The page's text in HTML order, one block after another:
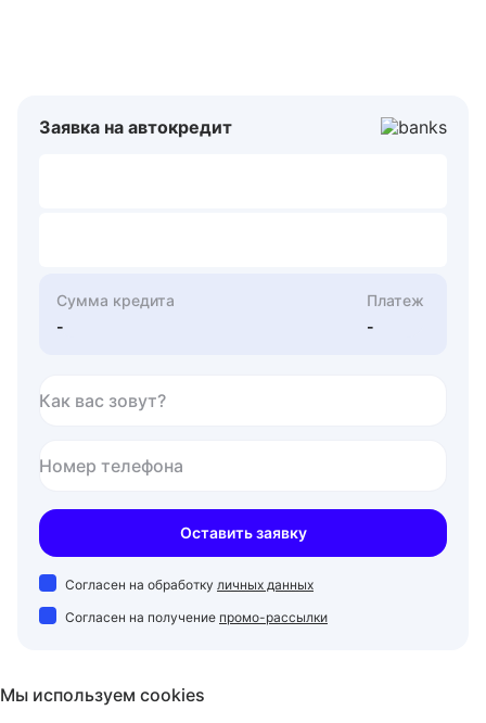
Заявка на автокредит
Сумма кредита
-
Платеж
-
Как вас зовут?
Номер телефона
Оставить заявку
Согласен на обработку личных данных
Согласен на получение промо-рассылки
Мы используем cookies